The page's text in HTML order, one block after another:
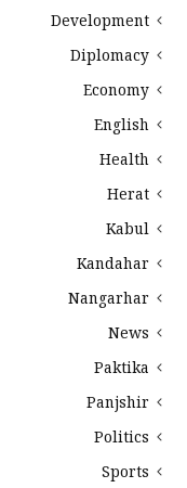
Development
Diplomacy
Economy
English
Health
Herat
Kabul
Kandahar
Nangarhar
News
Paktika
Panjshir
Politics
Sports